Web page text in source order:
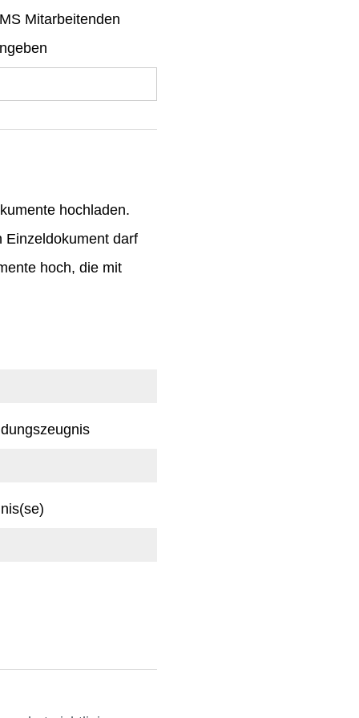
Mitarbeitenden
hochladen.
Einzeldokument darf
hoch, die mit